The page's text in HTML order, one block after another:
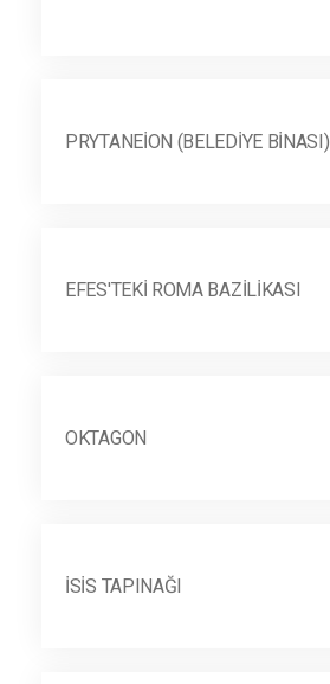
PRYTANEION (BELEDIYE BINASI)
EFES'TEKI ROMA BAZILIKASI
OKTAGON
İSIS TAPINAĞI